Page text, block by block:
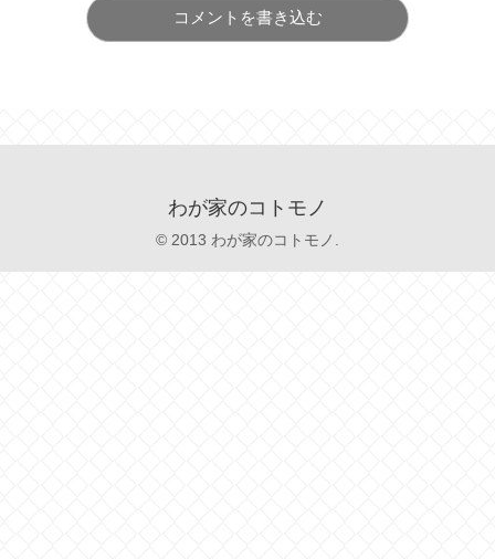
コメントを書き込む
わが家のコトモノ
© 2013 わが家のコトモノ.